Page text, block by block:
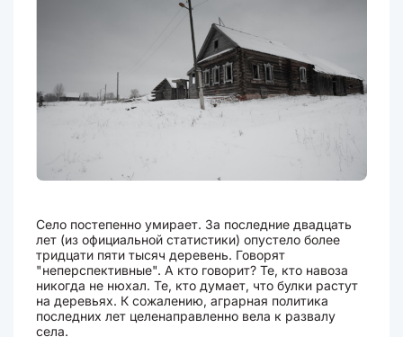
Село постепенно умирает. За последние двадцать
лет (из официальной статистики) опустело более
тридцати пяти тысяч деревень. Говорят
"неперспективные". А кто говорит? Те, кто навоза
никогда не нюхал. Те, кто думает, что булки растут
на деревьях. К сожалению, аграрная политика
последних лет целенаправленно вела к развалу
села.